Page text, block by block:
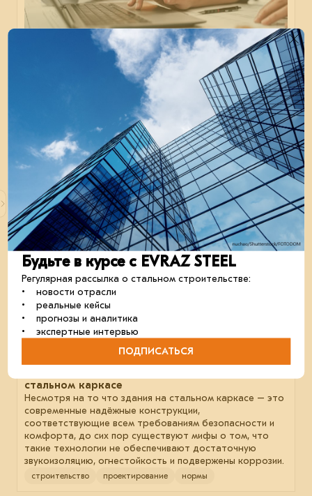
Документ о качестве
Эксперты инженерной команды EVRAZ STEEL
ENGINEERING отвечают на новые вопросы от
проектировщиков. На этот раз учимся правильно
читать сертификат качества, разбираемся в группах
испытаний и марках стали, а также изучаем гайд по
затяжке болтов.
проектирование развивайся_с_нами
08 октября 2024
стальном каркасе
Несмотря на то что здания на стальном каркасе – это
современные надёжные конструкции,
соответствующие всем требованиям безопасности и
комфорта, до сих пор существуют мифы о том, что
такие технологии не обеспечивают достаточную
звукоизоляцию, огнестойкость и подвержены коррозии.
строительство проектирование нормы
Будьте в курсе с EVRAZ STEEL
Регулярная рассылка о стальном строительстве:
• новости отрасли
• реальные кейсы
• прогнозы и аналитика
• экспертные интервью
ПОДПИСАТЬСЯ